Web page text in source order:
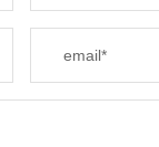
email*